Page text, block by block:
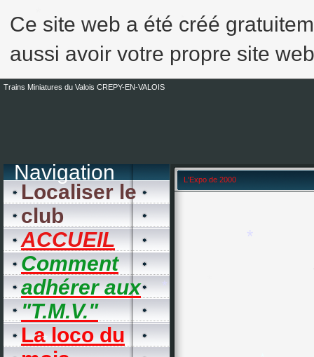
Trains Miniatures du Valois CREPY-EN-VALOIS
Navigation
Localiser le
club
ACCUEIL
Comment
adhérer aux
"T.M.V."
La loco du
L'Expo de 2000
Ce site web a été créé
aussi avoir votre propre site
*
* *
*